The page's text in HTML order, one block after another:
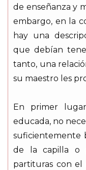
de enseñanza y
embargo, en la
hay una
que debían
tanto, una
su maestro les
En primer
educada, no
suficientemente
de la capilla o
partituras con el